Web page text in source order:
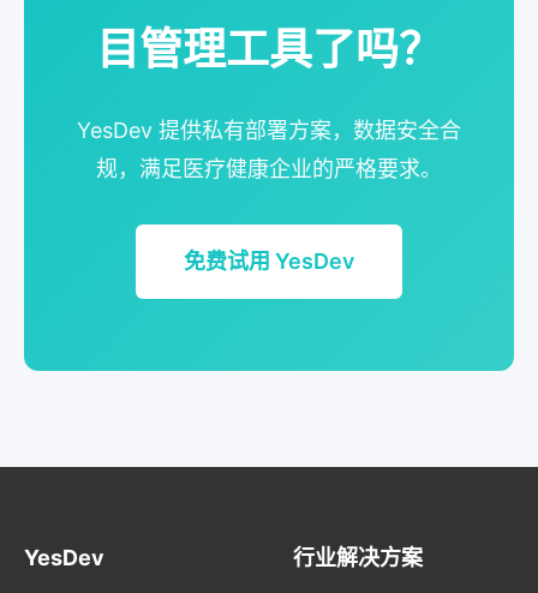
目管理工具了吗？
YesDev 提供私有部署方案，数据安全合
规，满足医疗健康企业的严格要求。
免费试用 YesDev
YesDev 行业解决方案